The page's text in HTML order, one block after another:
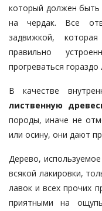
который должен быть
на чердак. Все
задвижкой,
правильно
прогреваться гораздо
В качестве
лиственную
породы, иначе не
или осину, они дают
Дерево,
всякой лакировки,
лавок и всех прочих
приятными на